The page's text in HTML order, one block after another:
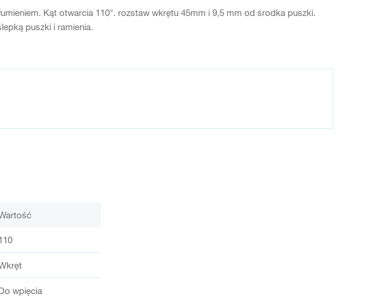
Kąt otwarcia 110°. rozstaw wkrętu 45mm i 9,5 mm od środka puszki.
puszki i ramienia.
wpięcia